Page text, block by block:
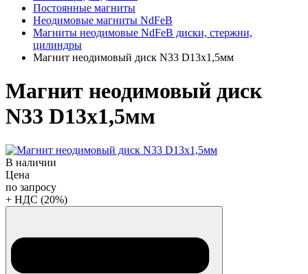
Постоянные магниты
Неодимовые магниты NdFeB
Магниты неодимовые NdFeB диски, стержни,
цилиндры
Магнит неодимовый диск N33 D13х1,5мм
Магнит неодимовый диск
N33 D13х1,5мм
В наличии
Цена
по запросу
+ НДС (20%)